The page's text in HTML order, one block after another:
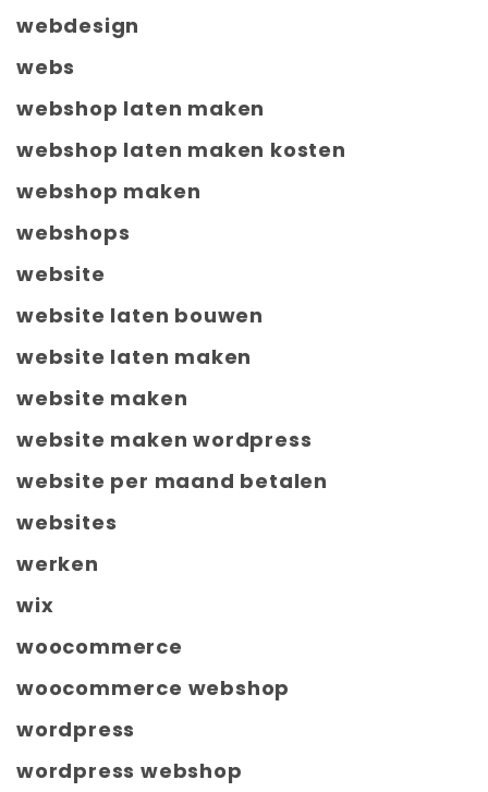
webdesign
webs
webshop laten maken
webshop laten maken kosten
webshop maken
webshops
website
website laten bouwen
website laten maken
website maken
website maken wordpress
website per maand betalen
websites
werken
wix
woocommerce
woocommerce webshop
wordpress
wordpress webshop